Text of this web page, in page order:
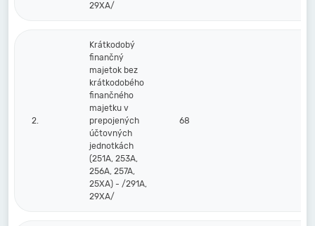
29XA/
2.
Krátkodobý
finančný
majetok bez
krátkodobého
finančného
majetku v
prepojených
účtovných
jednotkách
(251A, 253A,
256A, 257A,
25XA) - /291A,
29XA/
68